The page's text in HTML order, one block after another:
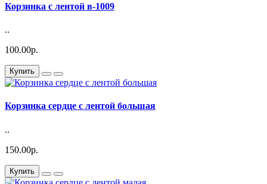
Корзинка с лентой в-1009
..
100.00р.
Купить
Корзинка сердце с лентой большая
..
150.00р.
Купить